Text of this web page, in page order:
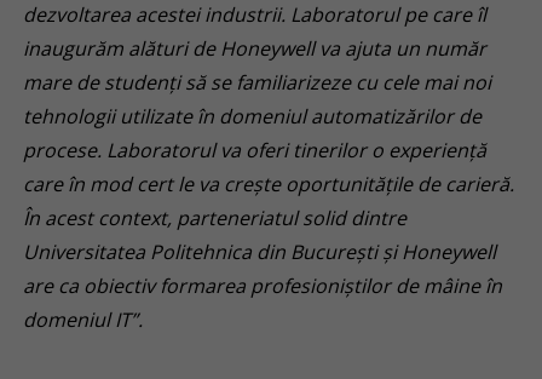
dezvoltarea acestei industrii. Laboratorul pe care îl
inaugurăm alături de Honeywell va ajuta un număr
mare de studenți să se familiarizeze cu cele mai noi
tehnologii utilizate în domeniul automatizărilor de
procese. Laboratorul va oferi tinerilor o experiență
care în mod cert le va crește oportunitățile de carieră.
În acest context, parteneriatul solid dintre
Universitatea Politehnica din București și Honeywell
are ca obiectiv formarea profesioniștilor de mâine în
domeniul IT”.